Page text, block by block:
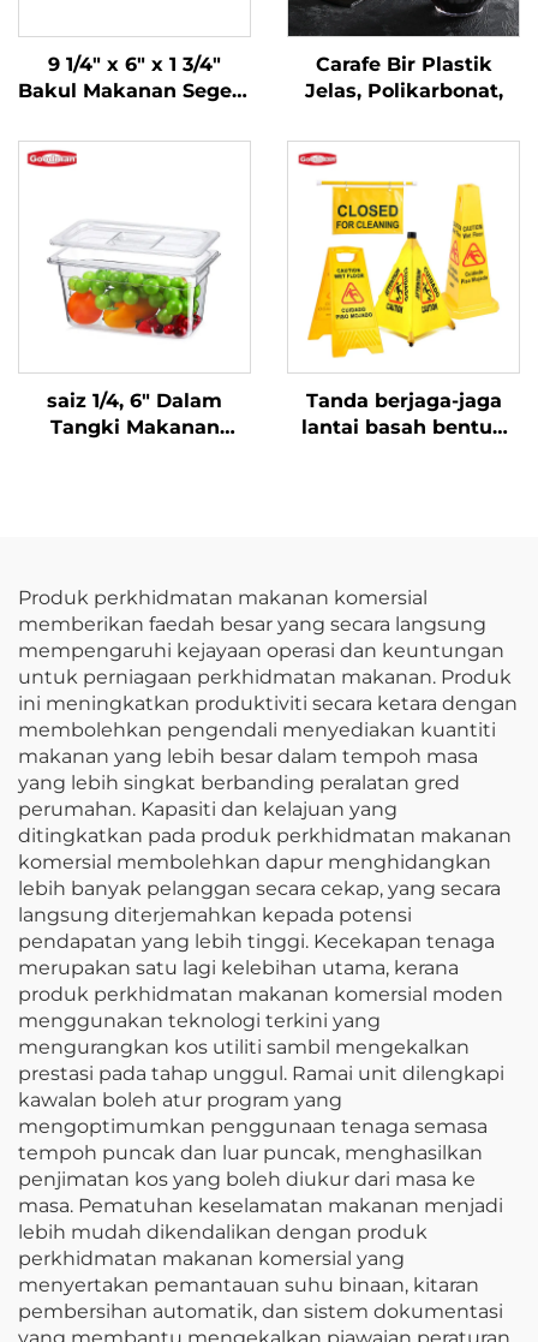
9 1/4" x 6" x 1 3/4"
Bakul Makanan Segera
Hitam, SE3017BK
Carafe Bir Plastik
Jelas, Polikarbonat,
saiz 1/4, 6" Dalam
Tangki Makanan
Tanda berjaga-jaga
lantai basah bentuk
Produk perkhidmatan makanan komersial
memberikan faedah besar yang secara langsung
mempengaruhi kejayaan operasi dan keuntungan
untuk perniagaan perkhidmatan makanan. Produk
ini meningkatkan produktiviti secara ketara dengan
membolehkan pengendali menyediakan kuantiti
makanan yang lebih besar dalam tempoh masa
yang lebih singkat berbanding peralatan gred
perumahan. Kapasiti dan kelajuan yang
ditingkatkan pada produk perkhidmatan makanan
komersial membolehkan dapur menghidangkan
lebih banyak pelanggan secara cekap, yang secara
langsung diterjemahkan kepada potensi
pendapatan yang lebih tinggi. Kecekapan tenaga
merupakan satu lagi kelebihan utama, kerana
produk perkhidmatan makanan komersial moden
menggunakan teknologi terkini yang
mengurangkan kos utiliti sambil mengekalkan
prestasi pada tahap unggul. Ramai unit dilengkapi
kawalan boleh atur program yang
mengoptimumkan penggunaan tenaga semasa
tempoh puncak dan luar puncak, menghasilkan
penjimatan kos yang boleh diukur dari masa ke
masa. Pematuhan keselamatan makanan menjadi
lebih mudah dikendalikan dengan produk
perkhidmatan makanan komersial yang
menyertakan pemantauan suhu binaan, kitaran
pembersihan automatik, dan sistem dokumentasi